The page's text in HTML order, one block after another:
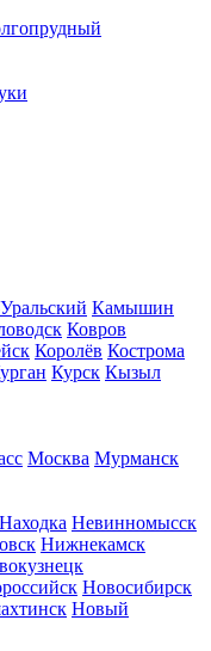
Камышин
Ковров
Королёв Кострома
Курск Кызыл
Москва Мурманск
Находка Невинномысск
Нижнекамск
Новосибирск
Новый